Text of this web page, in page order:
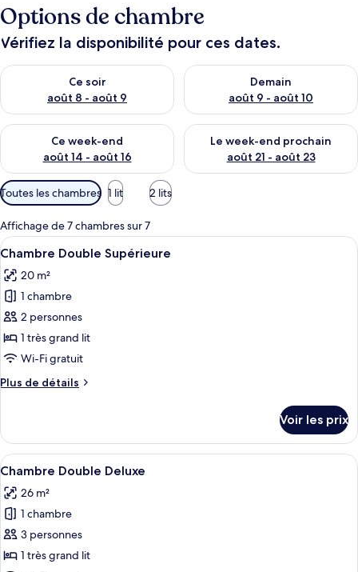
s
Options de chambre
Vérifiez la disponibilité pour ces dates.
Ce soir
août 8 - août 9
Vérifier la disponibilité pour ce soir août 8 - août 9
Demain
août 9 - août 10
Vérifier la disponibilité pour
Ce week-end
août 14 - août 16
Vérifier la disponibilité pour ce week-end août 14 - août 16
Le week-end prochain
août 21 - août 23
Vérifier la disponibilité pour
Filtres
disponibles
pour
les
chambres
Toutes les chambres 1 lit 2 lits
Affichage de 7 chambres sur 7
Afficher
toutes
les
photos
pour
ce
type
chambre :
Supérieure
Une chambre d’hôtel moderne
6
Chambre Double Supérieure
20 m²
1 chambre
2 personnes
1 très grand lit
Wi-Fi gratuit
Plus de détails
Plus
le
type
de
Chambre
Double
Voir les prix
Afficher
toutes
les
photos
pour
ce
Une chambre d’hôtel avec un
7
Chambre Double Deluxe
26 m²
1 chambre
3 personnes
1 très grand lit